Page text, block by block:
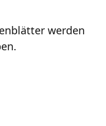
werden